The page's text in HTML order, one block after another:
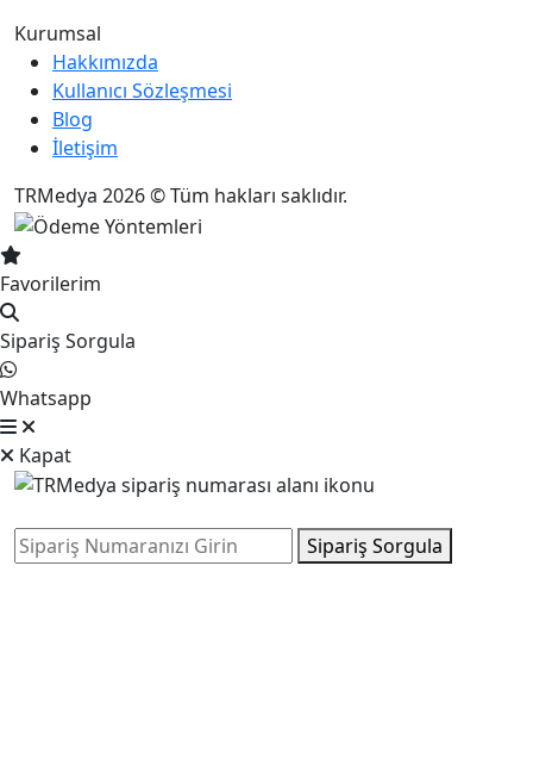
Kurumsal
Hakkımızda
Kullanıcı Sözleşmesi
Blog
İletişim
TRMedya 2026 © Tüm hakları saklıdır.
Favorilerim
Sipariş Sorgula
Whatsapp
Kapat
Sipariş Sorgula